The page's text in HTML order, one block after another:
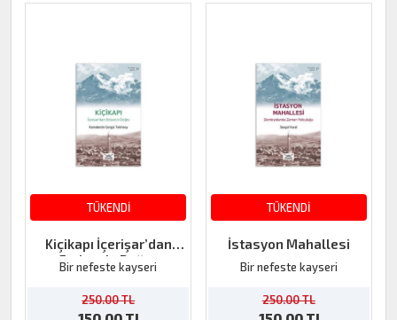
TÜKENDİ
Kiçikapı İçerişar’dan
Erciyes’e Doğru
Bir nefeste kayseri
250.00 TL
TÜKENDİ
İstasyon Mahallesi
Bir nefeste kayseri
250.00 TL